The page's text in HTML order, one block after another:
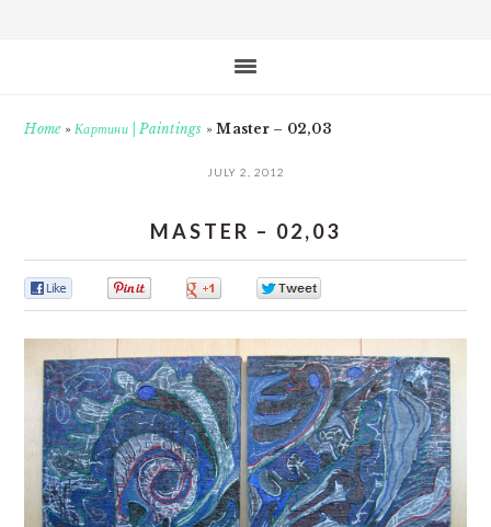
Home»Картини | Paintings »Master – 02,03
JULY 2, 2012
MASTER – 02,03